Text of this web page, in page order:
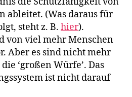
ableitet. (Was daraus für
steht z. B. hier).
von viel mehr Menschen
Aber es sind nicht mehr
‘großen Würfe’. Das
ist nicht darauf